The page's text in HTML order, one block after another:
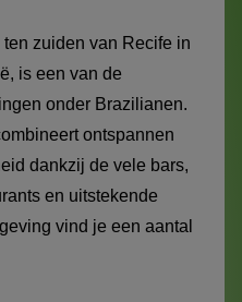
zuiden van Recife in
is een van de
onder Brazilianen.
ontspannen
dankzij de vele bars,
en uitstekende
vind je een aantal